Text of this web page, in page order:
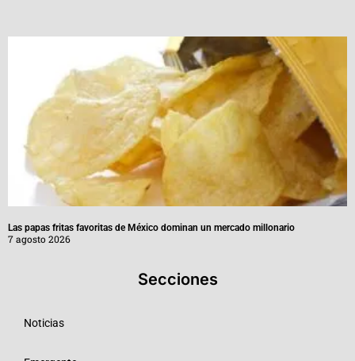
Las papas fritas favoritas de México dominan un mercado millonario
7 agosto 2026
Secciones
Noticias